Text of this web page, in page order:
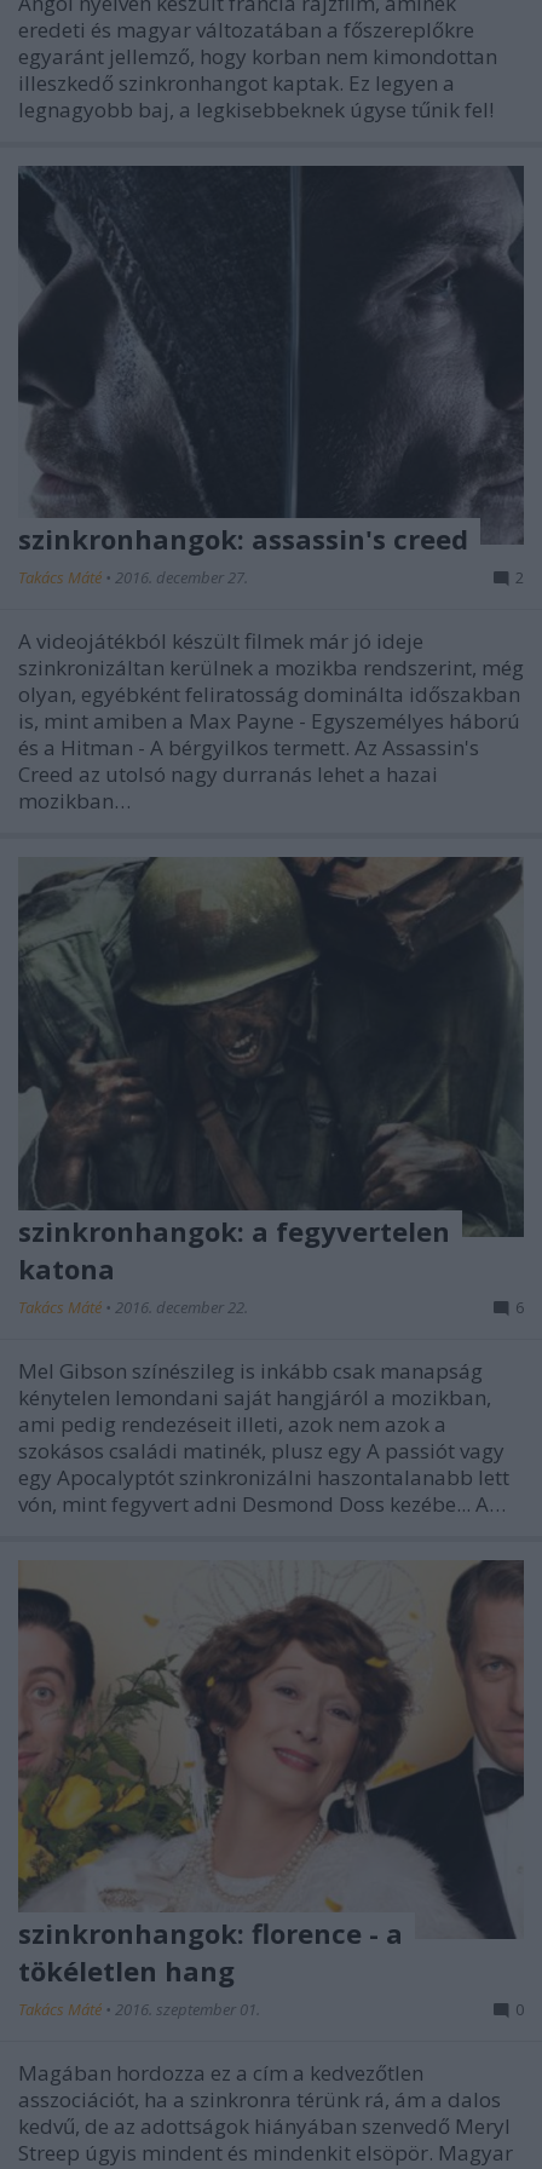
eredeti és magyar változatában a főszereplőkre
egyaránt jellemző, hogy korban nem kimondottan
illeszkedő szinkronhangot kaptak. Ez legyen a
legnagyobb baj, a legkisebbeknek úgyse tűnik fel!
szinkronhangok: assassin's creed
Takács Máté • 2016. december 27. 2
A videojátékból készült filmek már jó ideje
szinkronizáltan kerülnek a mozikba rendszerint, még
olyan, egyébként feliratosság dominálta időszakban
is, mint amiben a Max Payne - Egyszemélyes háború
és a Hitman - A bérgyilkos termett. Az Assassin's
Creed az utolsó nagy durranás lehet a hazai
mozikban…
szinkronhangok: a fegyvertelen
katona
Takács Máté • 2016. december 22. 6
Mel Gibson színészileg is inkább csak manapság
kénytelen lemondani saját hangjáról a mozikban,
ami pedig rendezéseit illeti, azok nem azok a
szokásos családi matinék, plusz egy A passiót vagy
egy Apocalyptót szinkronizálni haszontalanabb lett
vón, mint fegyvert adni Desmond Doss kezébe... A…
szinkronhangok: florence - a
tökéletlen hang
Takács Máté • 2016. szeptember 01. 0
Magában hordozza ez a cím a kedvezőtlen
asszociációt, ha a szinkronra térünk rá, ám a dalos
kedvű, de az adottságok hiányában szenvedő Meryl
Streep úgyis mindent és mindenkit elsöpör. Magyar